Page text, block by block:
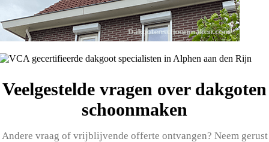
Veelgestelde vragen over dakgoten
schoonmaken
Andere vraag of vrijblijvende offerte ontvangen? Neem gerust